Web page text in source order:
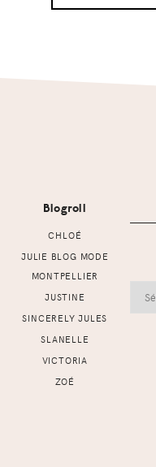
Blogroll
CHLOÉ
JULIE BLOG MODE
MONTPELLIER
JUSTINE
SINCERELY JULES
SLANELLE
VICTORIA
ZOÉ